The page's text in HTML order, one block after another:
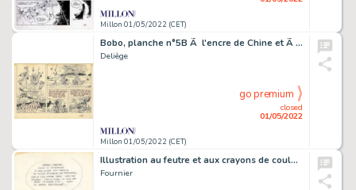
Millon 01/05/2022 (CET)
Bobo, planche n°5B Ã l'encre de Chine et Ã la…
Deliège
Millon 01/05/2022 (CET)
closed
01/05/2022
go premium
Illustration au feutre et aux crayons de couleur…
Fournier